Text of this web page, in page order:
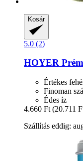
Kosár
5.0 (2)
HOYER
Értékes
Finoman
Édes íz
4.660 Ft (20.711
Szállítás eddig: